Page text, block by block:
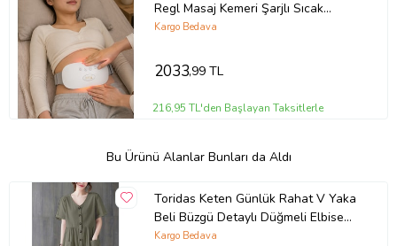
Regl Masaj Kemeri Şarjlı Sıcak
Terapi Cihazı
Kargo Bedava
2033,99 TL
216,95 TL'den Başlayan Taksitlerle
Bu Ürünü Alanlar Bunları da Aldı
Toridas Keten Günlük Rahat V Yaka
Beli Büzgü Detaylı Düğmeli Elbise
LN04haki3
Kargo Bedava